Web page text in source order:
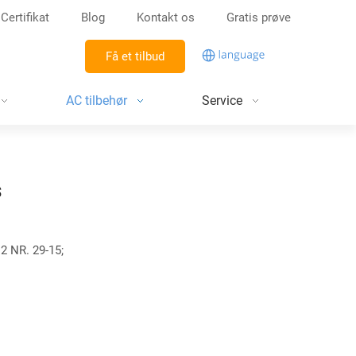
Certifikat Blog Kontakt os Gratis prøve
Få et tilbud
AC tilbehør Service
NR. 29-15;